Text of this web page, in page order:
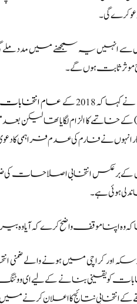
کرے گی۔
سے انہیں یہ سمجھنے میں مدد
ثابت ہوں گے۔
کہ 2018 کے عام انتخابات
خاتمے کا الزام لگایا تھا لیکن
انہوں نے فارم کی عدم فراہمی کا
کے برعکس انتخابی اصلاحات
ہوئی ہے۔
وہ اپنا موقف واضح کرے کہ آیا وہ
اور کراچی میں ہونے والے
کو یقینی بنانے کے لیے ای